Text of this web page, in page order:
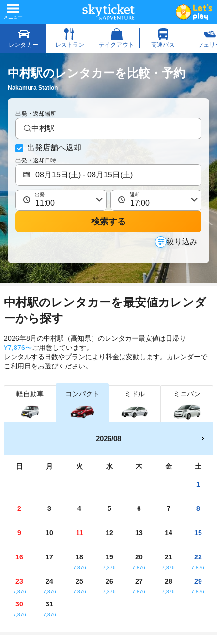
中村駅のレンタカーを比較・予約
Nakamura Station
出発・返却場所
中村駅
出発店舗へ返却
出発・返却日時
出発 返却
検索する
絞り込み
中村駅のレンタカーを最安値カレンダ
ーから探す
2026年8月の中村駅（高知県）のレンタカー最安値は日帰り
¥7,876〜ご用意しています。
レンタルする日数やプランにより料金は変動します。カレンダーで
ご利用日をお選びください。
軽自動車 コンパクト ミドル ミニバン
2026/08
日 月 火 水 木 金 土
1
2 3 4 5 6 7 8
9 10 11 12 13 14 15
16 17 18
7,876
19
7,876
20
7,876
21
7,876
22
7,876
23
7,876
24
7,876
25
7,876
26
7,876
27
7,876
28
7,876
29
7,876
30
7,876
31
7,876